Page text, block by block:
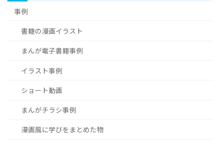
事例
書籍の漫画イラスト
まんが電子書籍事例
イラスト事例
ショート動画
まんがチラシ事例
漫画風に学びをまとめた物